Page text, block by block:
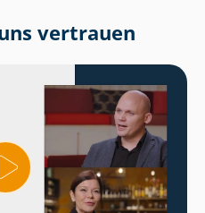
vertrauen